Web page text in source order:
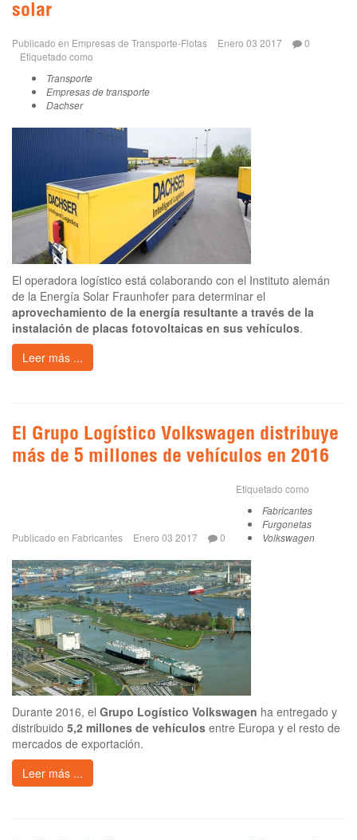
solar
Publicado en Empresas de Transporte-Flotas Enero 03 2017
0
Etiquetado como
Transporte
Empresas de transporte
Dachser
El operadora logístico está colaborando con el Instituto alemán
de la Energía Solar Fraunhofer para determinar el
aprovechamiento de la energía resultante a través de la
instalación de placas fotovoltaicas en sus vehículos.
Leer más ...
El Grupo Logístico Volkswagen distribuye
más de 5 millones de vehículos en 2016
Publicado en Fabricantes Enero 03 2017 0
Etiquetado como
Fabricantes
Furgonetas
Volkswagen
Durante 2016, el Grupo Logístico Volkswagen ha entregado y
distribuido 5,2 millones de vehículos entre Europa y el resto de
mercados de exportación.
Leer más ...